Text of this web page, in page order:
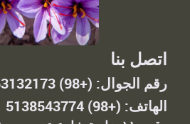
اتصل بنا
رقم الجوال: (+98) 9153132173
الهاتف: (+98) 5138543774